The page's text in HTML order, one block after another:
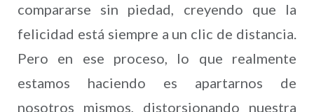
compararse sin piedad, creyendo que la
felicidad está siempre a un clic de distancia.
Pero en ese proceso, lo que realmente
estamos haciendo es apartarnos de
nosotros mismos, distorsionando nuestra